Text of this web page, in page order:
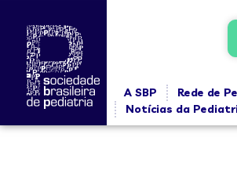
A SBP Rede de
Notícias da